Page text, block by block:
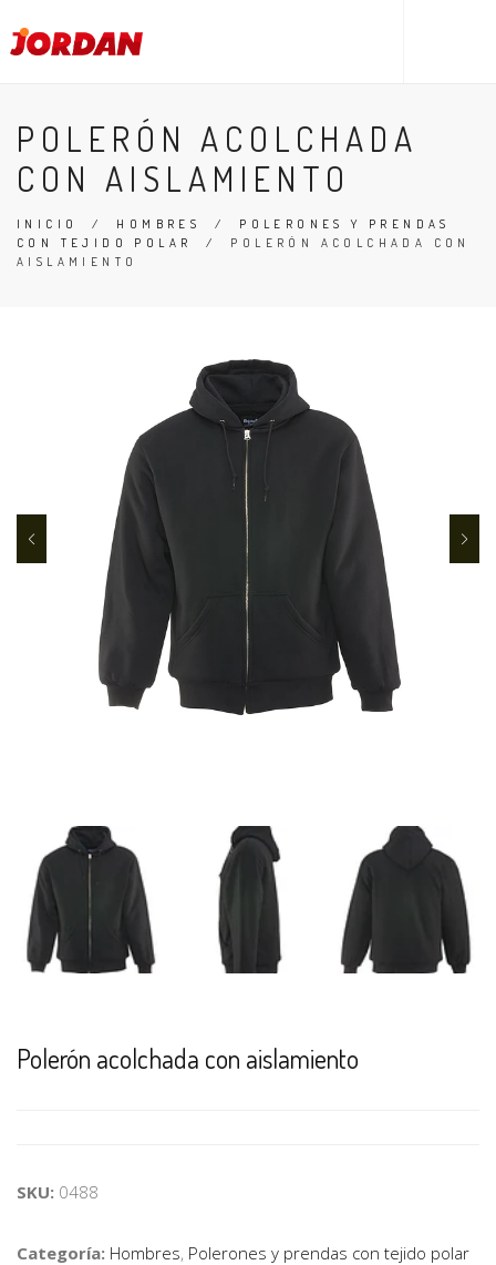
POLERÓN ACOLCHADA
CON AISLAMIENTO
INICIO / HOMBRES / POLERONES Y PRENDAS
CON TEJIDO POLAR
/ POLERÓN ACOLCHADA CON
AISLAMIENTO
Polerón acolchada con aislamiento
SKU: 0488
Categoría: Hombres, Polerones y prendas con tejido polar